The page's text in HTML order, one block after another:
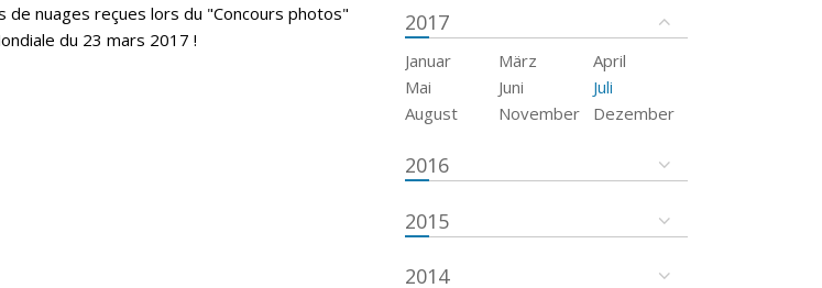
nuages reçues lors du "Concours photos"
du 23 mars 2017 !
2017
Januar März
April
Mai
Juni
Juli
August
November Dezember
2016
2015
2014